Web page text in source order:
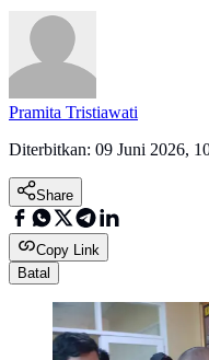
Pramita Tristiawati
Diterbitkan: 09 Juni 2026,
Share
Copy Link
Batal